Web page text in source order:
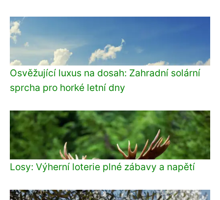
Osvěžující luxus na dosah: Zahradní solární
sprcha pro horké letní dny
Losy: Výherní loterie plné zábavy a napětí